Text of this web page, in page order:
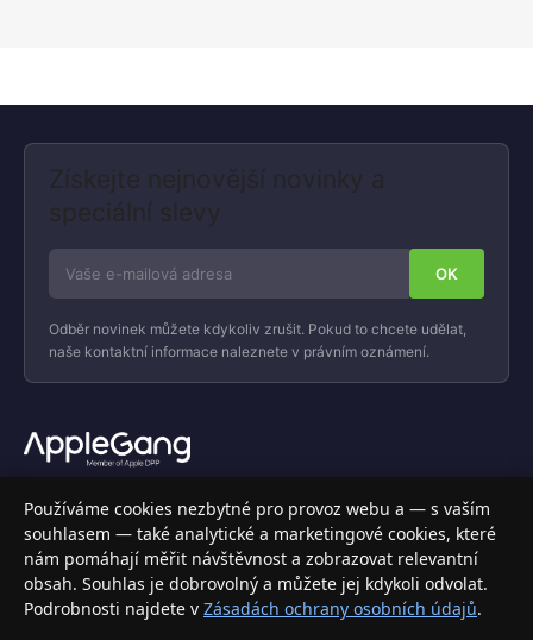
Získejte nejnovější novinky a
speciální slevy
Odběr novinek můžete kdykoliv zrušit. Pokud to chcete udělat,
naše kontaktní informace naleznete v právním oznámení.
Váš specializovaný obchod s Apple produkty, příslušenstvím a
elektronikou. Nakupujte bezpečně a s jistotou.
INFORMACE
Doprava a doručení
Používáme cookies nezbytné pro provoz webu a — s vaším
souhlasem — také analytické a marketingové cookies, které
nám pomáhají měřit návštěvnost a zobrazovat relevantní
obsah. Souhlas je dobrovolný a můžete jej kdykoli odvolat.
Podrobnosti najdete v Zásadách ochrany osobních údajů.